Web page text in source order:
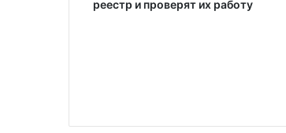
реестр и проверят их работу